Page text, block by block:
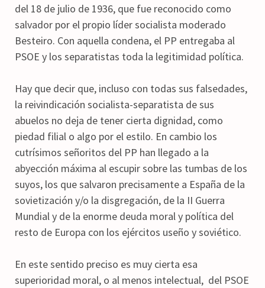
del 18 de julio de 1936, que fue reconocido como
salvador por el propio líder socialista moderado
Besteiro. Con aquella condena, el PP entregaba al
PSOE y los separatistas toda la legitimidad política.
Hay que decir que, incluso con todas sus falsedades,
la reivindicación socialista-separatista de sus
abuelos no deja de tener cierta dignidad, como
piedad filial o algo por el estilo. En cambio los
cutrísimos señoritos del PP han llegado a la
abyección máxima al escupir sobre las tumbas de los
suyos, los que salvaron precisamente a España de la
sovietización y/o la disgregación, de la II Guerra
Mundial y de la enorme deuda moral y política del
resto de Europa con los ejércitos useño y soviético.
En este sentido preciso es muy cierta esa
superioridad moral, o al menos intelectual, del PSOE